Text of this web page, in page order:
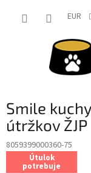
EUR
Smile
útržkov ŽJP
8059399000360-75
Útulok
potrebuje